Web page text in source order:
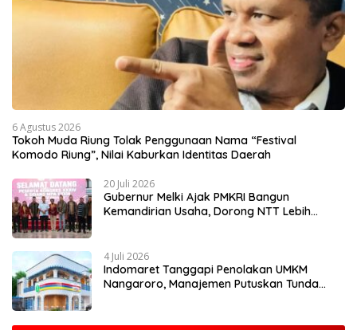
6 Agustus 2026
Tokoh Muda Riung Tolak Penggunaan Nama “Festival
Komodo Riung”, Nilai Kaburkan Identitas Daerah
20 Juli 2026
Gubernur Melki Ajak PMKRI Bangun
Kemandirian Usaha, Dorong NTT Lebih
4 Juli 2026
Indomaret Tanggapi Penolakan UMKM
Nangaroro, Manajemen Putuskan Tunda